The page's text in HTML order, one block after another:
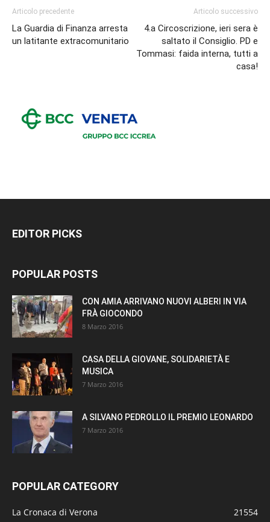
Articolo precedente
La Guardia di Finanza arresta
un latitante extracomunitario
Articolo successivo
4.a Circoscrizione, ieri sera è
saltato il Consiglio. PD e
Tommasi: faida interna, tutti a
casa!
EDITOR PICKS
POPULAR POSTS
CON AMIA ARRIVANO NUOVI ALBERI IN VIA
FRÀ GIOCONDO
8 Marzo 2016
CASA DELLA GIOVANE, SOLIDARIETÀ E
MUSICA
7 Marzo 2016
A SILVANO PEDROLLO IL PREMIO LEONARDO
7 Marzo 2016
POPULAR CATEGORY
La Cronaca di Verona
21554